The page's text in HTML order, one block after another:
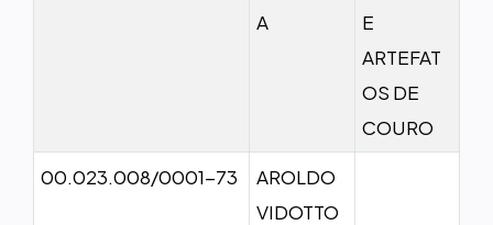
A
E
ARTEFAT
OS DE
COURO
00.023.008/0001-73
AROLDO
VIDOTTO